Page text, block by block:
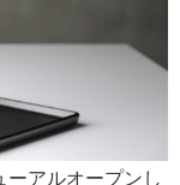
ーアルオープンし